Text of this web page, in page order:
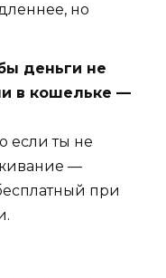
но
деньги не
в кошельке —
если ты не
—
при